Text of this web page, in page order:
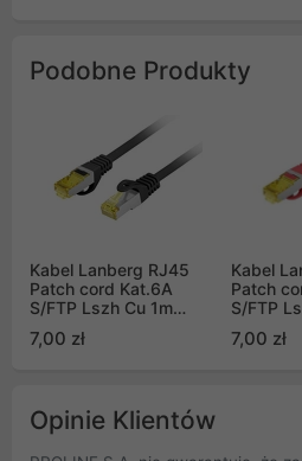
Podobne Produkty
Kabel Lanberg RJ45
Patch cord Kat.6A
S/FTP Lszh Cu 1m
7,00 zł
Kabel
Patch
S/FTP
7,00 zł
Opinie Klientów